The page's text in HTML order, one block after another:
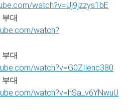
watch?v=Uj9jzzys1bE
대
watch?
대
watch?v=G0ZIlenc380
대
watch?v=hSa_v6YNwuU